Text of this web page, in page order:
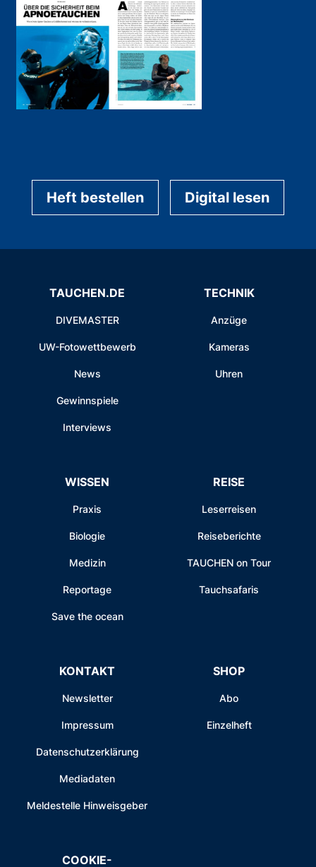
Heft bestellen Digital lesen
TAUCHEN.DE
DIVEMASTER
UW-Fotowettbewerb
News
Gewinnspiele
Interviews
TECHNIK
Anzüge
Kameras
Uhren
WISSEN
Praxis
Biologie
Medizin
Reportage
Save the ocean
REISE
Leserreisen
Reiseberichte
TAUCHEN on Tour
Tauchsafaris
KONTAKT
Newsletter
Impressum
Datenschutzerklärung
Mediadaten
Meldestelle Hinweisgeber
SHOP
Abo
Einzelheft
COOKIE-